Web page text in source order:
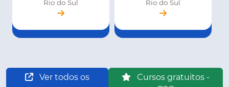
Rio do Sul
Rio do Sul
Ver todos os
Cursos gratuitos -